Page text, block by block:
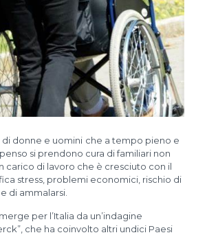
donne e uomini che a tempo pieno e
si prendono cura di familiari non
carico di lavoro che è cresciuto con il
stress, problemi economici, rischio di
di ammalarsi.
per l’Italia da un’indagine
che ha coinvolto altri undici Paesi